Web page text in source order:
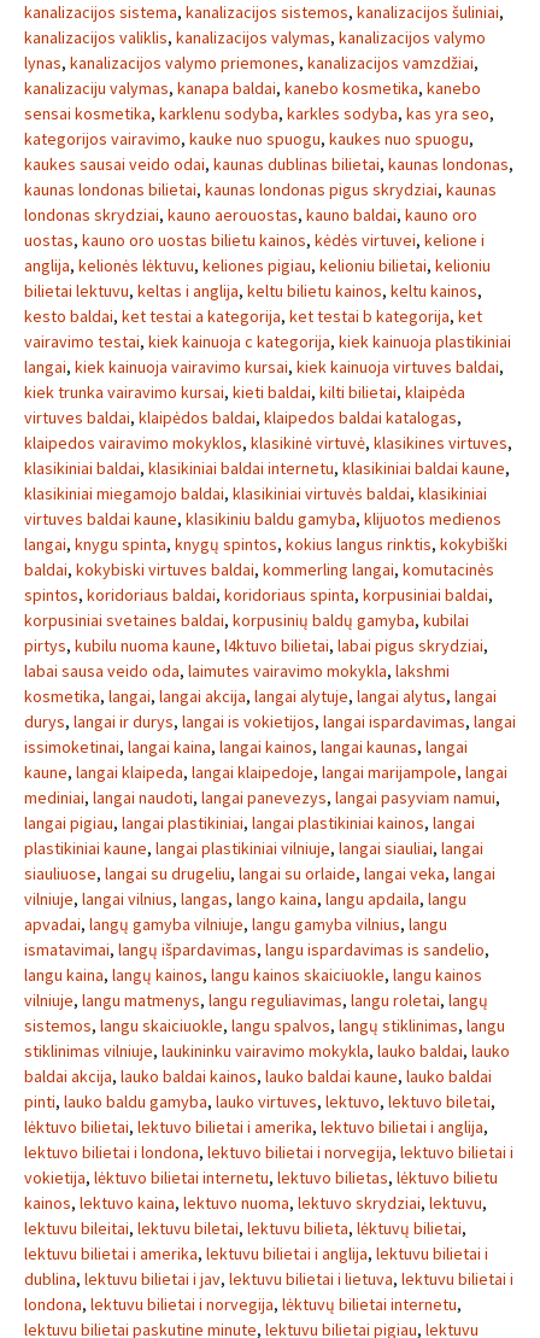
kanalizacijos sistema, kanalizacijos sistemos, kanalizacijos šuliniai,
kanalizacijos valiklis, kanalizacijos valymas, kanalizacijos valymo
lynas, kanalizacijos valymo priemones, kanalizacijos vamzdžiai,
kanalizaciju valymas, kanapa baldai, kanebo kosmetika, kanebo
sensai kosmetika, karklenu sodyba, karkles sodyba, kas yra seo,
kategorijos vairavimo, kauke nuo spuogu, kaukes nuo spuogu,
kaukes sausai veido odai, kaunas dublinas bilietai, kaunas londonas,
kaunas londonas bilietai, kaunas londonas pigus skrydziai, kaunas
londonas skrydziai, kauno aerouostas, kauno baldai, kauno oro
uostas, kauno oro uostas bilietu kainos, kėdės virtuvei, kelione i
anglija, kelionės lėktuvu, keliones pigiau, kelioniu bilietai, kelioniu
bilietai lektuvu, keltas i anglija, keltu bilietu kainos, keltu kainos,
kesto baldai, ket testai a kategorija, ket testai b kategorija, ket
vairavimo testai, kiek kainuoja c kategorija, kiek kainuoja plastikiniai
langai, kiek kainuoja vairavimo kursai, kiek kainuoja virtuves baldai,
kiek trunka vairavimo kursai, kieti baldai, kilti bilietai, klaipėda
virtuves baldai, klaipėdos baldai, klaipedos baldai katalogas,
klaipedos vairavimo mokyklos, klasikinė virtuvė, klasikines virtuves,
klasikiniai baldai, klasikiniai baldai internetu, klasikiniai baldai kaune,
klasikiniai miegamojo baldai, klasikiniai virtuvės baldai, klasikiniai
virtuves baldai kaune, klasikiniu baldu gamyba, klijuotos medienos
langai, knygu spinta, knygų spintos, kokius langus rinktis, kokybiški
baldai, kokybiski virtuves baldai, kommerling langai, komutacinės
spintos, koridoriaus baldai, koridoriaus spinta, korpusiniai baldai,
korpusiniai svetaines baldai, korpusinių baldų gamyba, kubilai
pirtys, kubilu nuoma kaune, l4ktuvo bilietai, labai pigus skrydziai,
labai sausa veido oda, laimutes vairavimo mokykla, lakshmi
kosmetika, langai, langai akcija, langai alytuje, langai alytus, langai
durys, langai ir durys, langai is vokietijos, langai ispardavimas, langai
issimoketinai, langai kaina, langai kainos, langai kaunas, langai
kaune, langai klaipeda, langai klaipedoje, langai marijampole, langai
mediniai, langai naudoti, langai panevezys, langai pasyviam namui,
langai pigiau, langai plastikiniai, langai plastikiniai kainos, langai
plastikiniai kaune, langai plastikiniai vilniuje, langai siauliai, langai
siauliuose, langai su drugeliu, langai su orlaide, langai veka, langai
vilniuje, langai vilnius, langas, lango kaina, langu apdaila, langu
apvadai, langų gamyba vilniuje, langu gamyba vilnius, langu
ismatavimai, langų išpardavimas, langu ispardavimas is sandelio,
langu kaina, langų kainos, langu kainos skaiciuokle, langu kainos
vilniuje, langu matmenys, langu reguliavimas, langu roletai, langų
sistemos, langu skaiciuokle, langu spalvos, langų stiklinimas, langu
stiklinimas vilniuje, laukininku vairavimo mokykla, lauko baldai, lauko
baldai akcija, lauko baldai kainos, lauko baldai kaune, lauko baldai
pinti, lauko baldu gamyba, lauko virtuves, lektuvo, lektuvo biletai,
lėktuvo bilietai, lektuvo bilietai i amerika, lektuvo bilietai i anglija,
lektuvo bilietai i londona, lektuvo bilietai i norvegija, lektuvo bilietai i
vokietija, lėktuvo bilietai internetu, lektuvo bilietas, lėktuvo bilietu
kainos, lektuvo kaina, lektuvo nuoma, lektuvo skrydziai, lektuvu,
lektuvu bileitai, lektuvu biletai, lektuvu bilieta, lėktuvų bilietai,
lektuvu bilietai i amerika, lektuvu bilietai i anglija, lektuvu bilietai i
dublina, lektuvu bilietai i jav, lektuvu bilietai i lietuva, lektuvu bilietai i
londona, lektuvu bilietai i norvegija, lėktuvų bilietai internetu,
lektuvu bilietai paskutine minute, lektuvu bilietai pigiau, lektuvu